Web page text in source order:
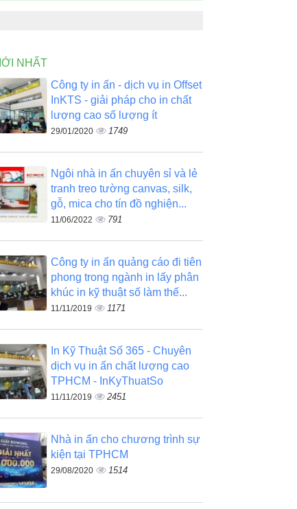
NHẤT
Công ty in ấn - dịch vụ in Offset
InKTS - giải pháp cho in chất
lượng cao số lượng ít
29/01/2020 1749
Ngôi nhà in ấn chuyên sỉ và lẻ
tranh treo tường canvas, silk,
gỗ, mica cho tín đồ nghiện...
11/06/2022 791
Công ty in ấn quảng cáo đi tiên
phong trong ngành in lấy phân
khúc in kỹ thuật số làm thế...
11/11/2019 1171
In Kỹ Thuật Số 365 - Chuyên
dịch vụ in ấn chất lượng cao
TPHCM - InKyThuatSo
11/11/2019 2451
Nhà in ấn cho chương trình sự
kiện tại TPHCM
29/08/2020 1514